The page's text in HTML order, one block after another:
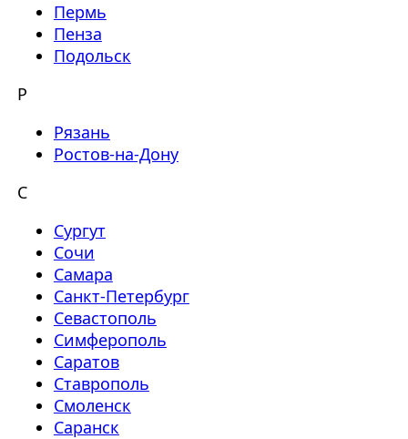
Пермь
Пенза
Подольск
Р
Рязань
Ростов-на-Дону
С
Сургут
Сочи
Самара
Санкт-Петербург
Севастополь
Симферополь
Саратов
Ставрополь
Смоленск
Саранск